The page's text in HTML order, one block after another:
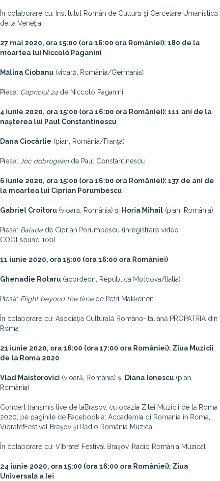
În colaborare cu: Institutul Român de Cultură şi Cercetare Umanistică
de la Veneţia
27 mai 2020, ora 15:00 (ora 16:00 ora României): 180 de la
moartea lui Niccolò Paganini
Mălina Ciobanu (vioară, România/Germania)
Piesă: Capriciul 24 de Niccolò Paganini
4 iunie 2020, ora 15:00 (ora 16:00 ora României): 111 ani de la
naşterea lui Paul Constantinescu
Dana Ciocârlie (pian, România/Franţa)
Piesă: Joc dobrogeande Paul Constantinescu
6 iunie 2020, ora 15:00 (ora 16:00 ora României): 137 de ani de
la moartea lui Ciprian Porumbescu
Gabriel Croitoru (vioară, România) şi Horia Mihail (pian, România)
Piesă: Balada de Ciprian Porumbescu (înregistrare video
COOLsound 100)
11 iunie 2020, ora 15:00 (ora 16:00 ora României)
Ghenadie Rotaru (acordeon, Republica Moldova/Italia)
Piesă: Flight beyond the timede Petri Makkonen
În colaborare cu: Asociaţia Culturală Româno-Italiană PROPATRIA din
Roma
21 iunie 2020, ora 16:00 (ora 17:00 ora României): Ziua Muzicii
de la Roma 2020
Vlad Maistorovici (vioară, România) şi Diana Ionescu (pian,
România)
Concert transmis live de laBraşov, cu ocazia Zilei Muzicii de la Roma
2020, pe paginile de Facebook a: Accademia di Romania in Roma,
Vibrate!Festival Braşov şi Radio România Muzical
În colaborare cu: Vibrate! Festival Braşov, Radio România Muzical
24 iunie 2020, ora 15:00 (ora 16:00 ora României): Ziua
Universală a Iei